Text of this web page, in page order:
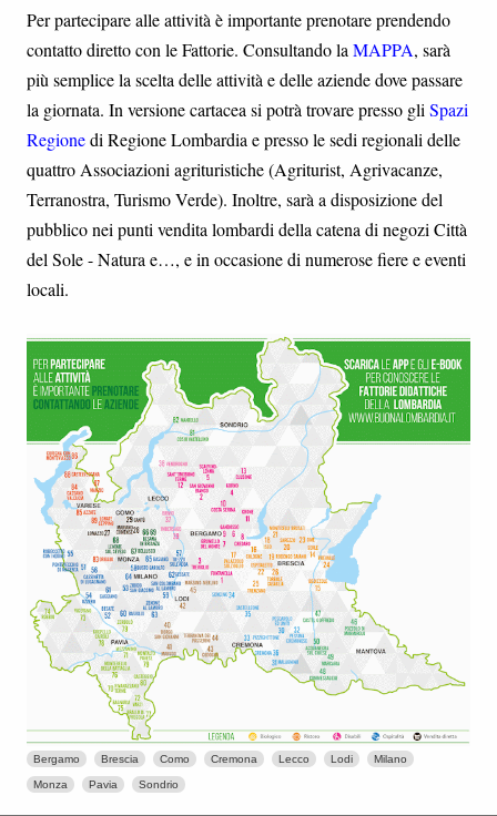
Per partecipare alle attività è importante prenotare prendendo
contatto diretto con le Fattorie. Consultando laMAPPA, sarà
più semplice la scelta delle attività e delle aziende dove passare
la giornata. In versione cartacea si potrà trovare presso gliSpazi
Regionedi Regione Lombardia e presso le sedi regionali delle
quattro Associazioni agrituristiche (Agriturist, Agrivacanze,
Terranostra, Turismo Verde). Inoltre, sarà a disposizione del
pubblico nei punti vendita lombardi della catena di negozi Città
del Sole - Natura e…, e in occasione di numerose fiere e eventi
locali.
Bergamo Brescia Como Cremona Lecco Lodi Milano
Monza Pavia Sondrio